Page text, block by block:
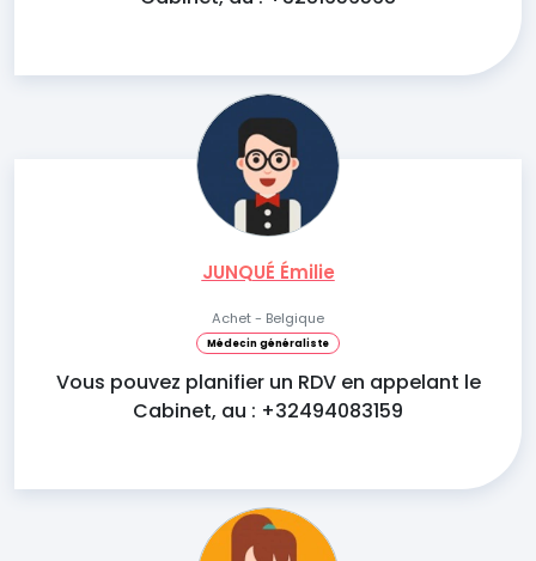
JUNQUÉ Émilie
Achet - Belgique
Médecin généraliste
Vous pouvez planifier un RDV en appelant le
Cabinet, au : +32494083159